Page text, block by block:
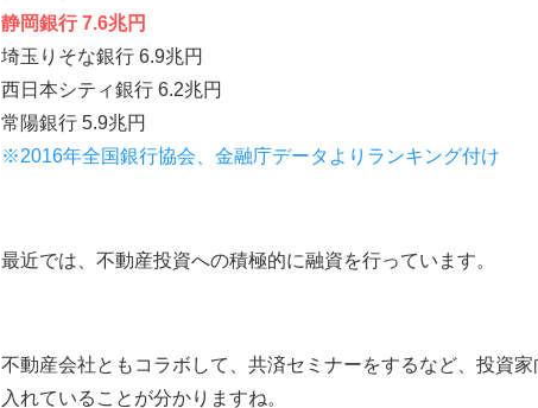
静岡銀行 7.6兆円
埼玉りそな銀行 6.9兆円
西日本シティ銀行 6.2兆円
常陽銀行 5.9兆円
※2016年全国銀行協会、金融庁データよりランキング付け
最近では、不動産投資への積極的に融資を行っています。
不動産会社ともコラボして、共済セミナーをするなど、投資
入れていることが分かりますね。